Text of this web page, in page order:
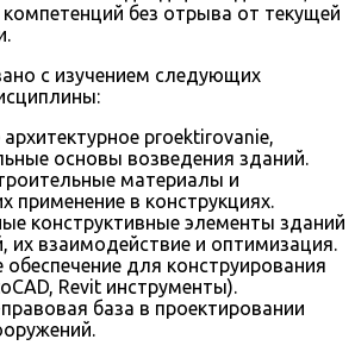
компетенций без отрыва от текущей
с изучением следующих
proektirovanie,
основы возведения зданий.
материалы и
применение в конструкциях.
конструктивные элементы зданий
их взаимодействие и оптимизация.
для конструирования
Revit инструменты).
база в проектировании